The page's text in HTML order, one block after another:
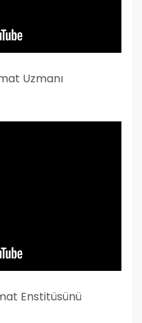
Uzmanı
Enstitüsünü